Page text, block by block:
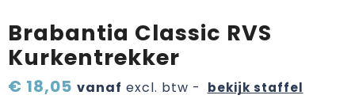
Brabantia Classic RVS
Kurkentrekker
€ 18,05 vanaf excl. btw - bekijk staffel